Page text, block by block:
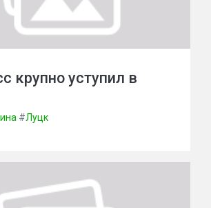
крупно уступил в
#Луцк